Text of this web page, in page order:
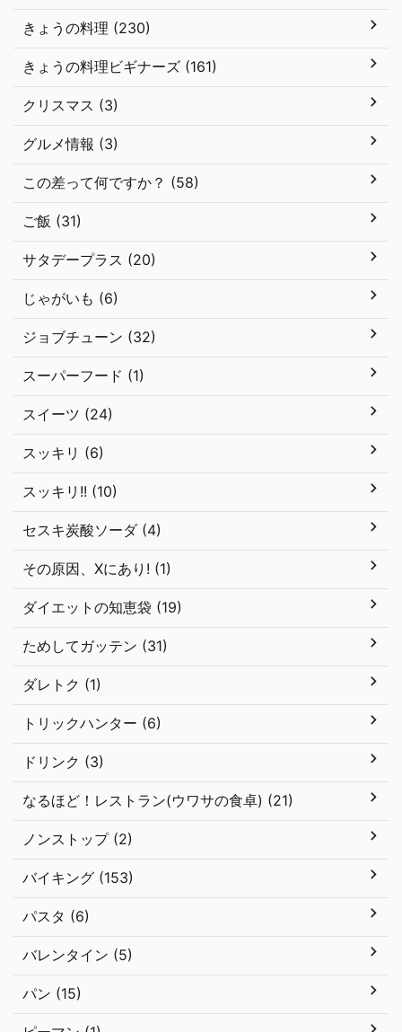
きょうの料理 (230)
きょうの料理ビギナーズ (161)
クリスマス (3)
グルメ情報 (3)
この差って何ですか？ (58)
ご飯 (31)
サタデープラス (20)
じゃがいも (6)
ジョブチューン (32)
スーパーフード (1)
スイーツ (24)
スッキリ (6)
スッキリ!! (10)
セスキ炭酸ソーダ (4)
その原因、Xにあり! (1)
ダイエットの知恵袋 (19)
ためしてガッテン (31)
ダレトク (1)
トリックハンター (6)
ドリンク (3)
なるほど！レストラン(ウワサの食卓) (21)
ノンストップ (2)
バイキング (153)
パスタ (6)
バレンタイン (5)
パン (15)